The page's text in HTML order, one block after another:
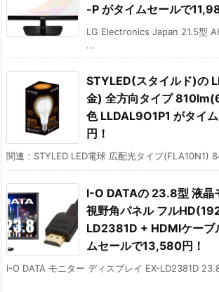
-P がタイムセールで
LG Electronics Japan 21.5型
...
STYLED(スタイルド)の
金) 全方向タイプ
色 LLDAL9O1P1 がタイ
円！
関連：STYLED LED電球 広配光タイプ(FLA10N1)
I-O DATAの 23.8型 液晶
視野角パネル フル
LD2381D + HDMIケーブ
ムセールで13,580円！
I-O DATA モニター ディスプレイ EX-LD2381D